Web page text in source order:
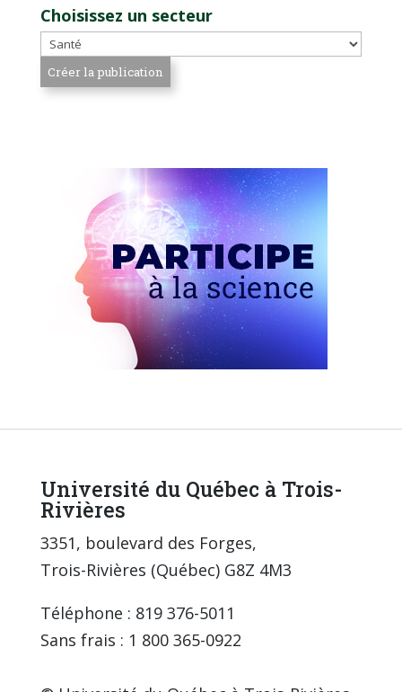
Choisissez un secteur
Université du Québec à Trois-
Rivières
3351, boulevard des Forges,
Trois-Rivières (Québec) G8Z 4M3
Téléphone : 819 376-5011
Sans frais : 1 800 365-0922